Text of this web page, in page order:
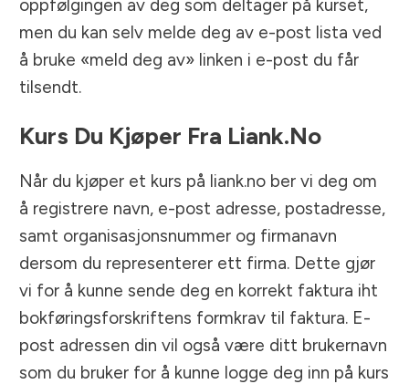
oppfølgingen av deg som deltager på kurset,
men du kan selv melde deg av e-post lista ved
å bruke «meld deg av» linken i e-post du får
tilsendt.
Kurs Du Kjøper Fra Liank.no
Når du kjøper et kurs på liank.no ber vi deg om
å registrere navn, e-post adresse, postadresse,
samt organisasjonsnummer og firmanavn
dersom du representerer ett firma. Dette gjør
vi for å kunne sende deg en korrekt faktura iht
bokføringsforskriftens formkrav til faktura. E-
post adressen din vil også være ditt brukernavn
som du bruker for å kunne logge deg inn på kurs